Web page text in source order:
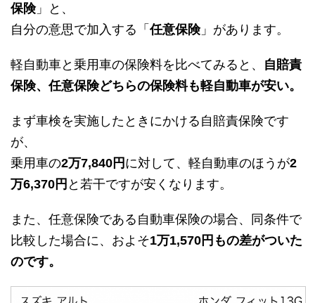
保険」と、
自分の意思で加入する「任意保険」があります。
軽自動車と乗用車の保険料を比べてみると、 自賠責
保険、任意保険どちらの保険料も軽自動車が安い。
まず車検を実施したときにかける自賠責保険です
が、
乗用車の2万7,840円 に対して、軽自動車のほうが2
万6,370円 と若干ですが安くなります。
また、任意保険である自動車保険の場合、同条件で
比較した場合に、およそ1万1,570円もの差がついた
のです。